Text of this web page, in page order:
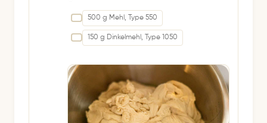
500 g Mehl, Type 550
150 g Dinkelmehl, Type 1050